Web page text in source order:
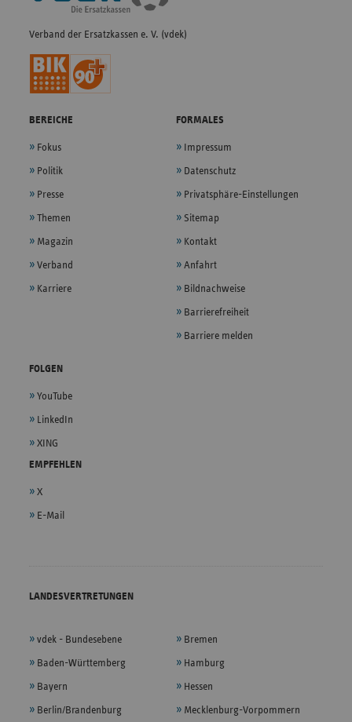
Verband der Ersatzkassen e. V. (vdek)
BEREICHE
Fokus
Politik
Presse
Themen
Magazin
Verband
Karriere
FORMALES
Impressum
Datenschutz
Privatsphäre-Einstellungen
Sitemap
Kontakt
Anfahrt
Bildnachweise
Barrierefreiheit
Barriere melden
FOLGEN
YouTube
LinkedIn
XING
EMPFEHLEN
X
E-Mail
LANDESVERTRETUNGEN
vdek - Bundesebene
Baden-Württemberg
Bayern
Berlin/Brandenburg
Bremen
Hamburg
Hessen
Mecklenburg-Vorpommern